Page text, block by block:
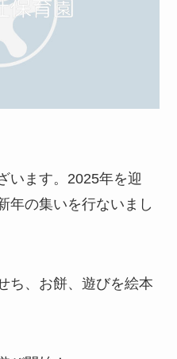
います。2025年を迎
年の集いを行ないまし
ち、お餅、遊びを絵本